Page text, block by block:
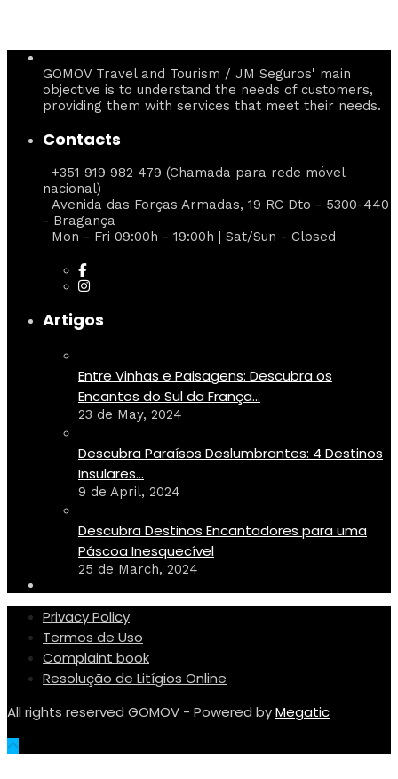
GOMOV Travel and Tourism / JM Seguros' main
objective is to understand the needs of customers,
providing them with services that meet their needs.
Contacts
+351 919 982 479 (Chamada para rede móvel
nacional)
Avenida das Forças Armadas, 19 RC Dto - 5300-440
- Bragança
Mon - Fri 09:00h - 19:00h | Sat/Sun - Closed
Artigos
Entre Vinhas e Paisagens: Descubra os
Encantos do Sul da França...
23 de May, 2024
Descubra Paraísos Deslumbrantes: 4 Destinos
Insulares...
9 de April, 2024
Descubra Destinos Encantadores para uma
Páscoa Inesquecível
25 de March, 2024
Privacy Policy
Termos de Uso
Complaint book
Resolução de Litígios Online
All rights reserved GOMOV - Powered byMegatic